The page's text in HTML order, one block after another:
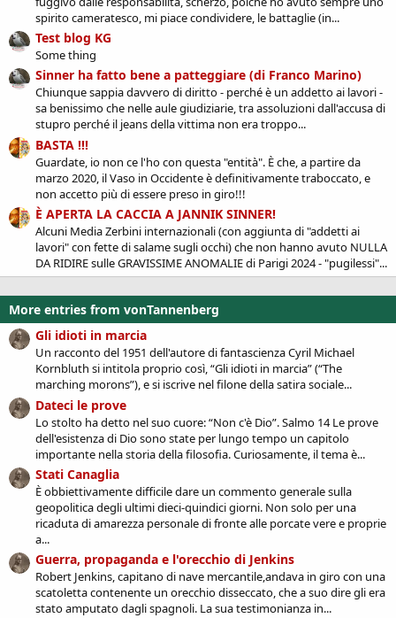
spirito cameratesco, mi piace condividere, le battaglie (in...
Test blog KG
Some thing
Sinner ha fatto bene a patteggiare (di Franco Marino)
Chiunque sappia davvero di diritto - perché è un addetto ai lavori -
sa benissimo che nelle aule giudiziarie, tra assoluzioni dall'accusa di
stupro perché il jeans della vittima non era troppo...
BASTA !!!
Guardate, io non ce l'ho con questa "entità". È che, a partire da
marzo 2020, il Vaso in Occidente è definitivamente traboccato, e
non accetto più di essere preso in giro!!!
È APERTA LA CACCIA A JANNIK SINNER!
Alcuni Media Zerbini internazionali (con aggiunta di "addetti ai
lavori" con fette di salame sugli occhi) che non hanno avuto NULLA
DA RIDIRE sulle GRAVISSIME ANOMALIE di Parigi 2024 - "pugilessi"...
More entries from vonTannenberg
Gli idioti in marcia
Un racconto del 1951 dell'autore di fantascienza Cyril Michael
Kornbluth si intitola proprio così, “Gli idioti in marcia” (“The
marching morons”), e si iscrive nel filone della satira sociale...
Dateci le prove
Lo stolto ha detto nel suo cuore: “Non c'è Dio”. Salmo 14 Le prove
dell'esistenza di Dio sono state per lungo tempo un capitolo
importante nella storia della filosofia. Curiosamente, il tema è...
Stati Canaglia
È obbiettivamente difficile dare un commento generale sulla
geopolitica degli ultimi dieci-quindici giorni. Non solo per una
ricaduta di amarezza personale di fronte alle porcate vere e proprie
a...
Guerra, propaganda e l'orecchio di Jenkins
Robert Jenkins, capitano di nave mercantile,andava in giro con una
scatoletta contenente un orecchio disseccato, che a suo dire gli era
stato amputato dagli spagnoli. La sua testimonianza in...